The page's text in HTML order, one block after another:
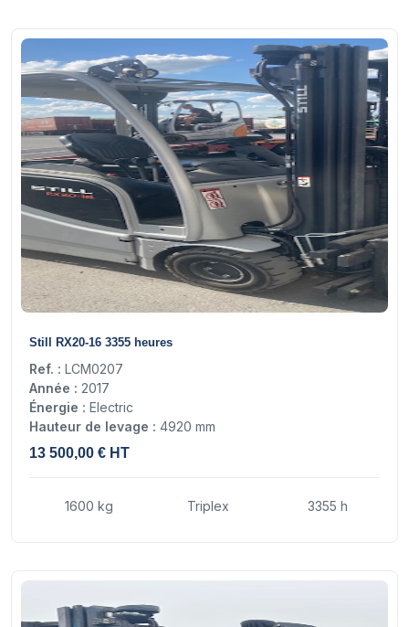
Still RX20-16 3355 heures
Ref. : LCM0207
Année : 2017
Énergie : Electric
Hauteur de levage : 4920 mm
13 500,00 € HT
1600 kg Triplex 3355 h